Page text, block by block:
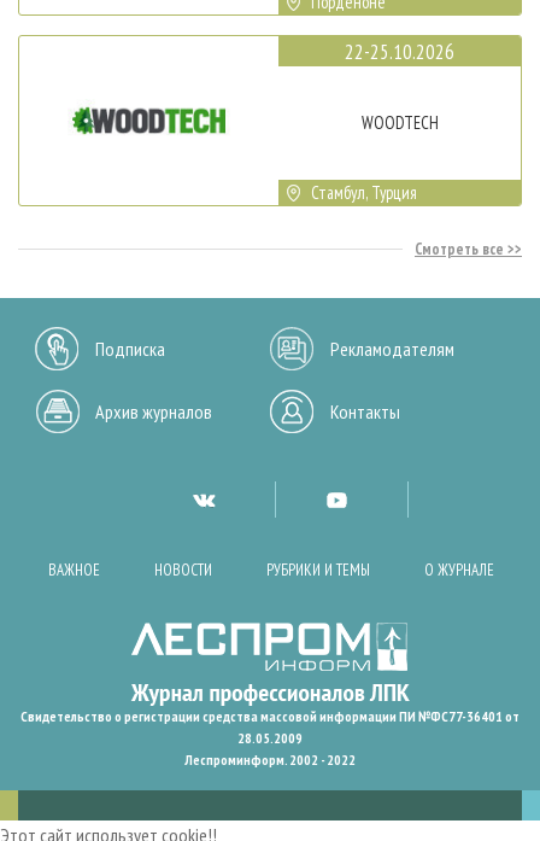
22-25.10.2026
WOODTECH
Стамбул, Турция
Смотреть все
Подписка Рекламодателям
Архив журналов Контакты
ВАЖНОЕ НОВОСТИ РУБРИКИ И ТЕМЫ О ЖУРНАЛЕ
Свидетельство о регистрации средства массовой информации ПИ №ФС77-36401 от
28.05.2009
Леспроминформ. 2002 - 2022
Этот сайт использует cookie!!